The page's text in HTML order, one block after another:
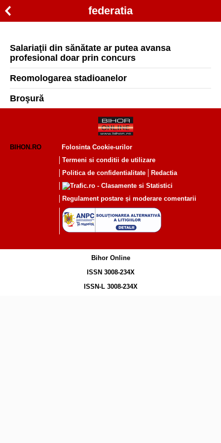
federatia
Salariaţii din sănătate ar putea avansa
profesional doar prin concurs
Reomologarea stadioanelor
Broşură
BIHON.RO
Folosinta Cookie-urilor
Termeni si conditii de utilizare
Politica de confidentialitate
Redactia
Regulament postare și moderare comentarii
Bihor Online
ISSN 3008-234X
ISSN-L 3008-234X